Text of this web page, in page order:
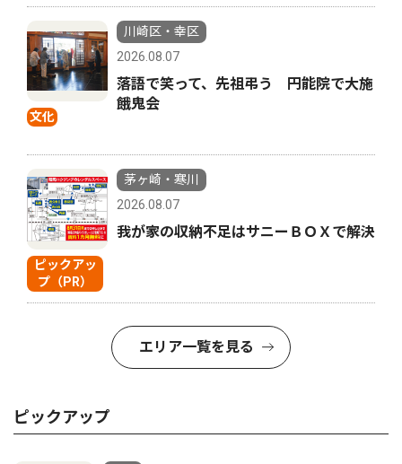
文化
川崎区・幸区
2026.08.07
落語で笑って、先祖弔う 円能院で大施
餓鬼会
ピックアッ
プ（PR）
茅ヶ崎・寒川
2026.08.07
我が家の収納不足はサニーＢＯＸで解決
エリア一覧を見る
ピックアップ